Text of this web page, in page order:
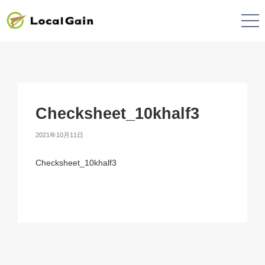
Checksheet_10khalf3
2021年10月11日
Checksheet_10khalf3